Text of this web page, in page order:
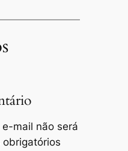
mail não será
obrigatórios